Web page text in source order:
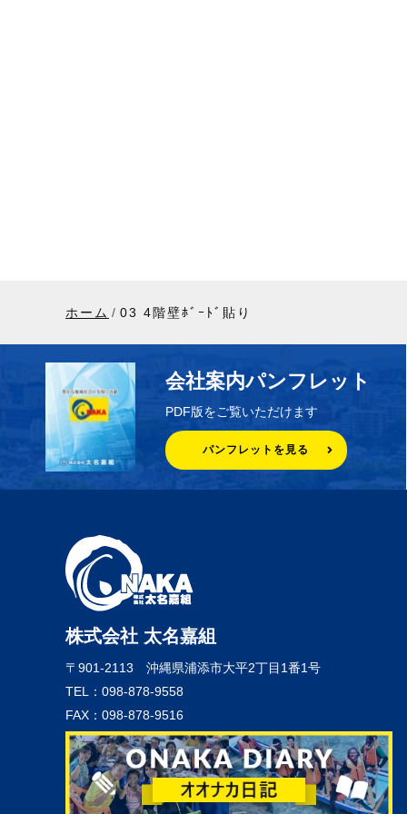
ホーム 03 4階壁ﾎﾞｰﾄﾞ貼り
会社案内パンフレット
PDF版をご覧いただけます
パンフレットを見る
株式会社 太名嘉組
〒901-2113 沖縄県浦添市大平2丁目1番1号
TEL：098-878-9558
FAX：098-878-9516